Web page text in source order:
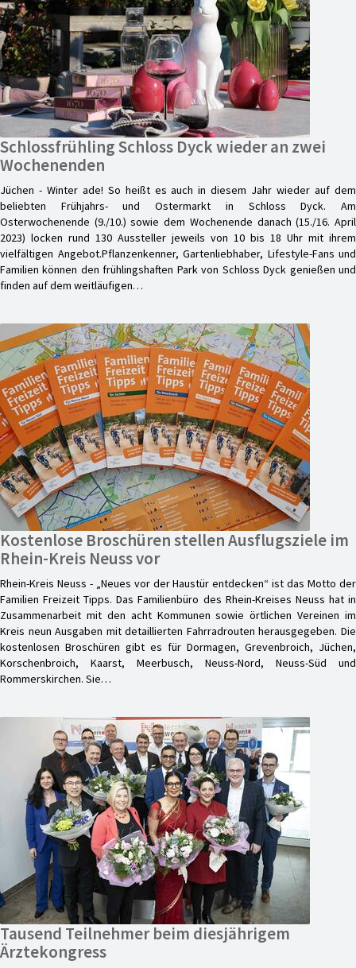
Schlossfrühling Schloss Dyck wieder an zwei
Wochenenden
Jüchen - Winter ade! So heißt es auch in diesem Jahr wieder auf dem
beliebten Frühjahrs- und Ostermarkt in Schloss Dyck. Am
Osterwochenende (9./10.) sowie dem Wochenende danach (15./16. April
2023) locken rund 130 Aussteller jeweils von 10 bis 18 Uhr mit ihrem
vielfältigen Angebot.Pflanzenkenner, Gartenliebhaber, Lifestyle-Fans und
Familien können den frühlingshaften Park von Schloss Dyck genießen und
finden auf dem weitläufigen…
Kostenlose Broschüren stellen Ausflugsziele im
Rhein-Kreis Neuss vor
Rhein-Kreis Neuss - „Neues vor der Haustür entdecken“ ist das Motto der
Familien Freizeit Tipps. Das Familienbüro des Rhein-Kreises Neuss hat in
Zusammenarbeit mit den acht Kommunen sowie örtlichen Vereinen im
Kreis neun Ausgaben mit detaillierten Fahrradrouten herausgegeben. Die
kostenlosen Broschüren gibt es für Dormagen, Grevenbroich, Jüchen,
Korschenbroich, Kaarst, Meerbusch, Neuss-Nord, Neuss-Süd und
Rommerskirchen. Sie…
Tausend Teilnehmer beim diesjährigem
Ärztekongress